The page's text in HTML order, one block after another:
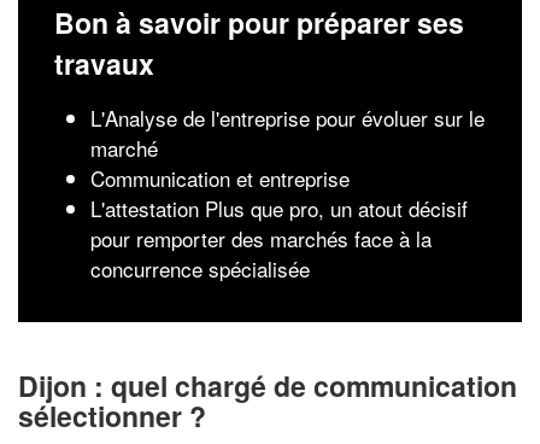
Bon à savoir pour préparer ses
travaux
L'Analyse de l'entreprise pour évoluer sur le
marché
Communication et entreprise
L'attestation Plus que pro, un atout décisif
pour remporter des marchés face à la
concurrence spécialisée
Dijon : quel chargé de communication
sélectionner ?